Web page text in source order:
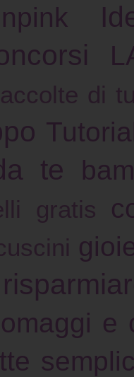
di
te
gratis
omaggi e